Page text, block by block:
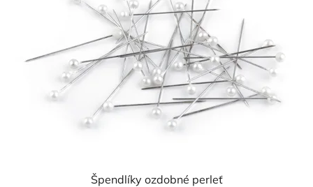
Špendlíky ozdobné perleť